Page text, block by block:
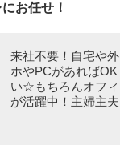
お任せ！
来社不要！自宅や
ホやPCがあれば
い☆もちろんオフ
が活躍中！主婦主